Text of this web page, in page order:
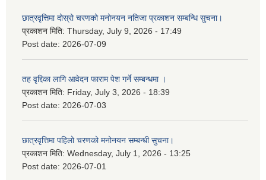
छात्रवृत्तिमा दोस्रो चरणको मनोनयन नतिजा प्रकाशन सम्बन्धि सुचना।
प्रकाशन मिति: Thursday, July 9, 2026 - 17:49
Post date: 2026-07-09
तह वृद्दिका लागि आवेदन फाराम पेश गर्ने सम्बन्धमा ।
प्रकाशन मिति: Friday, July 3, 2026 - 18:39
Post date: 2026-07-03
छात्रवृत्तिमा पहिलो चरणको मनोनयन सम्बन्धी सुचना।
प्रकाशन मिति: Wednesday, July 1, 2026 - 13:25
Post date: 2026-07-01